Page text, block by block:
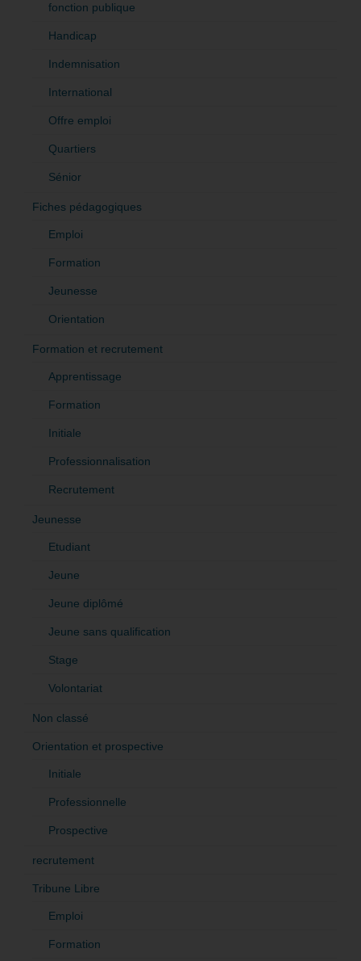
fonction publique
Handicap
Indemnisation
International
Offre emploi
Quartiers
Sénior
Fiches pédagogiques
Emploi
Formation
Jeunesse
Orientation
Formation et recrutement
Apprentissage
Formation
Initiale
Professionnalisation
Recrutement
Jeunesse
Etudiant
Jeune
Jeune diplômé
Jeune sans qualification
Stage
Volontariat
Non classé
Orientation et prospective
Initiale
Professionnelle
Prospective
recrutement
Tribune Libre
Emploi
Formation